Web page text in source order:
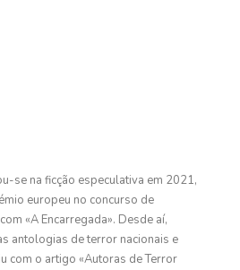
se na ficção especulativa em 2021,
europeu no concurso de
«A Encarregada». Desde aí,
antologias de terror nacionais e
com o artigo «Autoras de Terror